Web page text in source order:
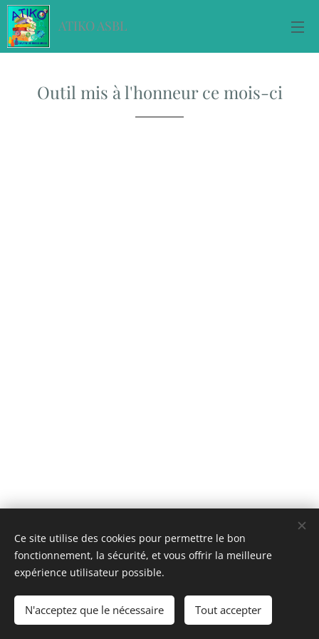
ATIKO ASBL
Outil mis à l'honneur ce mois-ci
ATIKO Asbl 2025
Ce site utilise des cookies pour permettre le bon
fonctionnement, la sécurité, et vous offrir la meilleure
expérience utilisateur possible.
N'acceptez que le nécessaire Tout accepter